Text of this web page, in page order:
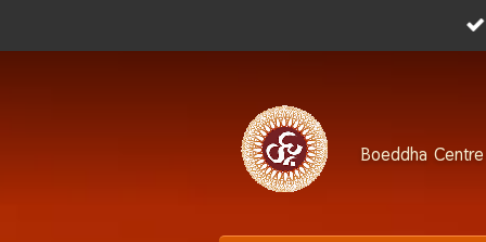
direct
Boeddha Centre